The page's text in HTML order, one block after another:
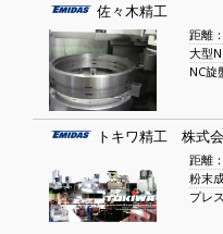
佐々木精工
距離
大型
NC旋
トキワ精工 株式
距離
粉末
プレ